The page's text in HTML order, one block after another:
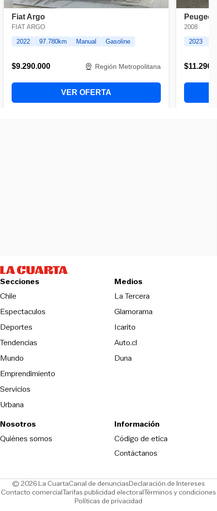
Secciones
Chile
Espectaculos
Deportes
Tendencias
Mundo
Emprendimiento
Servicios
Urbana
Medios
La TerceraOpens in new
Glamorama
Icarito
Auto.cl
DunaOpens in new window
Nosotros
Quiénes somos
Información
Código de eticaOpens in new
Contáctanos
© 2026 La CuartaCanal de denunciasOpens in new window
Declaración de Intereses
Contacto comercialOpens in new window
Tarifas publicidad electoralOpens in new window
Términos y condiciones
Políticas de privacidad